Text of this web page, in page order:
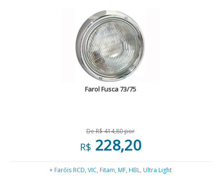
Farol Fusca 73/75
De R$ 414,80 por
R$ 228,20
+ Faróis RCD, VIC, Fitam, MF, HBL, Ultra Light